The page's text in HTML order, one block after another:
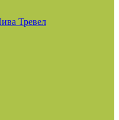
Тревел